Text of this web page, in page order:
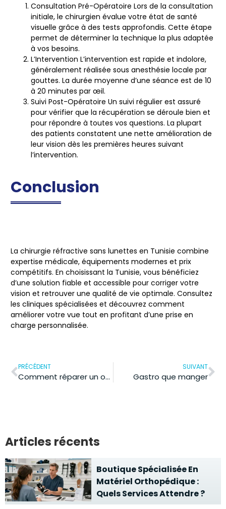
Consultation Pré-Opératoire Lors de la consultation
initiale, le chirurgien évalue votre état de santé
visuelle grâce à des tests approfondis. Cette étape
permet de déterminer la technique la plus adaptée
à vos besoins.
L’Intervention L’intervention est rapide et indolore,
généralement réalisée sous anesthésie locale par
gouttes. La durée moyenne d’une séance est de 10
à 20 minutes par œil.
Suivi Post-Opératoire Un suivi régulier est assuré
pour vérifier que la récupération se déroule bien et
pour répondre à toutes vos questions. La plupart
des patients constatent une nette amélioration de
leur vision dès les premières heures suivant
l’intervention.
Conclusion
La chirurgie réfractive sans lunettes en Tunisie combine
expertise médicale, équipements modernes et prix
compétitifs. En choisissant la Tunisie, vous bénéficiez
d’une solution fiable et accessible pour corriger votre
vision et retrouver une qualité de vie optimale. Consultez
les cliniques spécialisées et découvrez comment
améliorer votre vue tout en profitant d’une prise en
charge personnalisée.
PRÉCÉDENT
Comment réparer un ongle cassé grâce aux astuces de votre pharmacien ?
SUIVANT
Gastro que manger
Articles récents
Boutique Spécialisée En
Matériel Orthopédique :
Quels Services Attendre ?